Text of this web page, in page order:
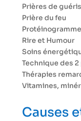
Prières de
Prière du feu
Protéinogramme
Rire et Humour
Soins
Technique des
Thérapies
Vitamines,
Causes